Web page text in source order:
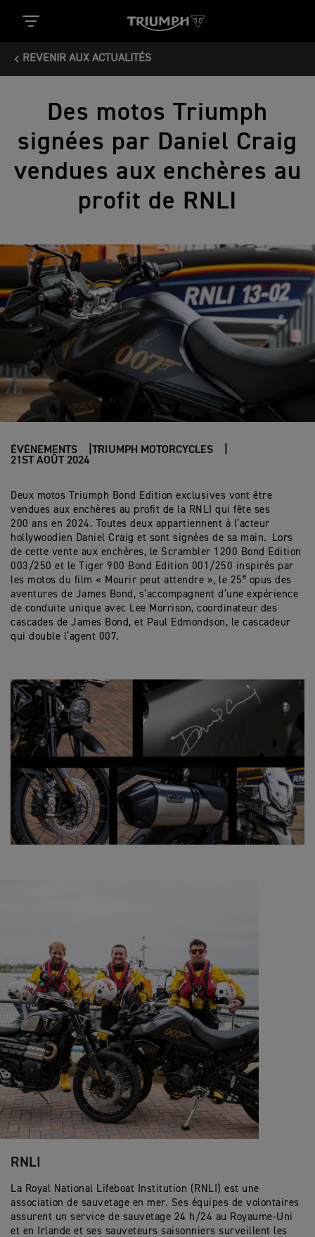
REVENIR AUX ACTUALITÉS
Des motos Triumph
signées par Daniel Craig
vendues aux enchères au
profit de RNLI
ÉVÉNEMENTS
TRIUMPH MOTORCYCLES
21ST AOÛT 2024
Deux motos Triumph Bond Edition exclusives vont être
vendues aux enchères au profit de la RNLI qui fête ses
200 ans en 2024. Toutes deux appartiennent à l’acteur
hollywoodien Daniel Craig et sont signées de sa main. Lors
de cette vente aux enchères, le Scrambler 1200 Bond Edition
003/250 et le Tiger 900 Bond Edition 001/250 inspirés par
les motos du film « Mourir peut attendre », le 25e opus des
aventures de James Bond, s’accompagnent d’une expérience
de conduite unique avec Lee Morrison, coordinateur des
cascades de James Bond, et Paul Edmondson, le cascadeur
qui double l’agent 007.
RNLI
La Royal National Lifeboat Institution (RNLI) est une
association de sauvetage en mer. Ses équipes de volontaires
assurent un service de sauvetage 24 h/24 au Royaume-Uni
et en Irlande et ses sauveteurs saisonniers surveillent les